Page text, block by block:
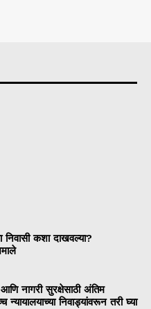
कशा दाखवल्या?
आणि नागरी सुरक्षेसाठी अंतिम
निवाड्यांवरून तरी घ्या